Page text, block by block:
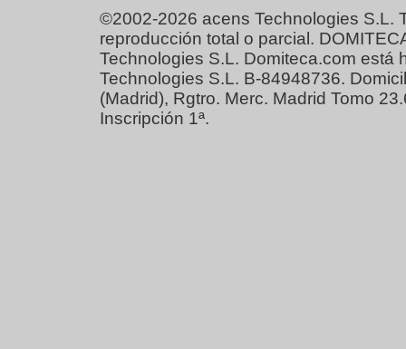
©2002-2026 acens Technologies S.L.
reproducción total o parcial.
Technologies S.L. Domiteca.com
Technologies S.L. B-84948736.
(Madrid), Rgtro. Merc. Madrid Tomo
Inscripción 1ª.